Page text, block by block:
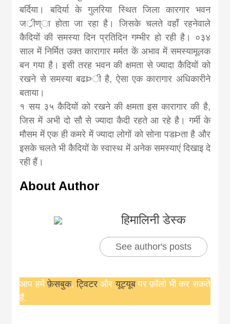
बर्दिया। बदिर्या के गुलरिया स्थित जिला कारगार भवन
जर्ीण्ा होता जा रहा है। जिसके चलते वहाँ रहनेवाले
कैदियों की समस्या दिन प्रतिदिन गम्भीर हो रही है। ०३४
साल में निर्मित उक्त कारागार मर्मत कें अभाव में समस्यामूलक
बन गया है। इसी तरह भवन की क्षमता से ज्यादा कैदियों को
रखने से समस्या बढÞी है, ऐसा एक कारागार अधिकारीने
बताया।
१ सय ३५ कैदियों को रखने की क्षमता इस कारागार की है,
जिस में अभी दो सौ से ज्यादा कैदी रहते आ रहे है। गर्मी के
मौसम में एक ही कमरे में ज्यादा लोगों को सोना पडÞता है और
इसके चलते भी कैदियों के स्वास्थ में अनेक समस्याएं दिखाइ दे
रही हैं।
About Author
हिमालिनी डेस्क
See author's posts
आप हमेंफ़ेसबुक,ट्विटरऔरयूट्यूबपर फ़ॉलो भी कर सकते
हैं.